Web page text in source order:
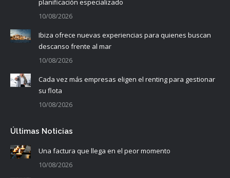
planificación especializado
10/08/2026
Ibiza ofrece nuevas experiencias para quienes buscan
descanso frente al mar
10/08/2026
Cada vez más empresas eligen el renting para gestionar
su flota
10/08/2026
Últimas Noticias
Una factura que llega en el peor momento
10/08/2026